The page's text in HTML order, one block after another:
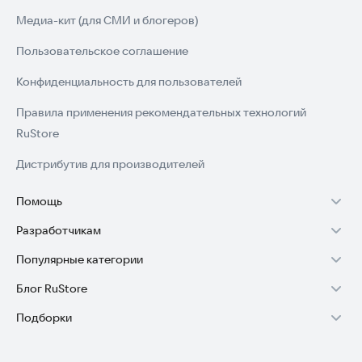
Медиа-кит (для СМИ и блогеров)
Пользовательское соглашение
Конфиденциальность для пользователей
Правила применения рекомендательных технологий
RuStore
Дистрибутив для производителей
Помощь
Установка RuStore на TV
Установка RuStore на телефон
Установка RuStore в машину
Помощь пользователям RuStore
Разработчикам
Зарабатывать с RuStore
Стать разработчиком
Доступ к RuStore Консоль
Популярные категории
Игры для Android
Приложения банков
Блог RuStore
Обзоры игр для Android 2025
Подборки